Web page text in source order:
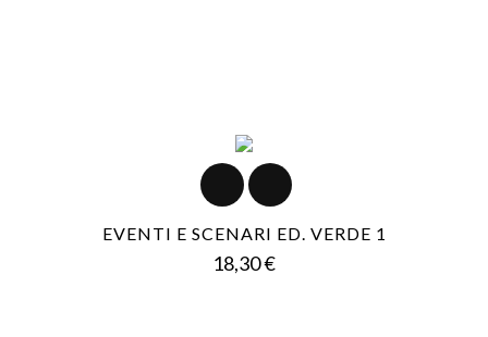
EVENTI E SCENARI ED. VERDE 1
18,30 €Prezzo